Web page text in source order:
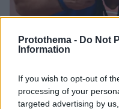
Protothema - Do Not
Information
If you wish to opt-out of
processing of your
targeted advertising by
Μάρτσιν Στσεπάνσκι
21 εκατοστά από τον
προσπαθήσουμε να τον